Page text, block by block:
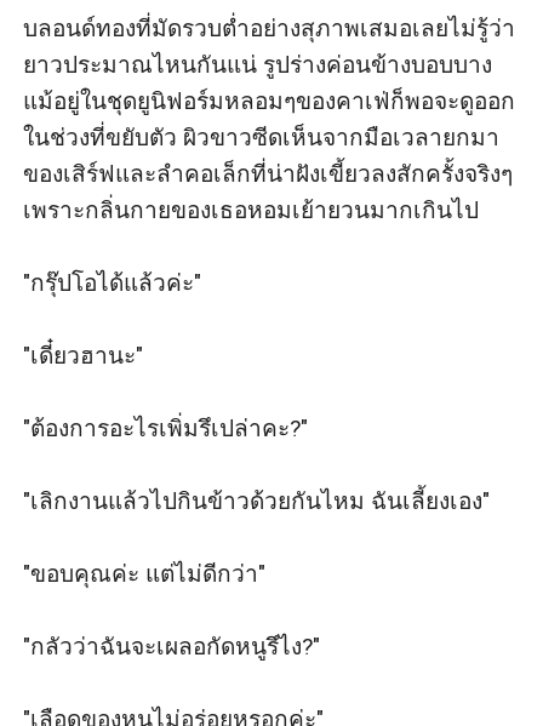
บลอนด์ทองที่มัดรวบต่ำอย่างสุภาพเสมอเลยไม่รู้ว่า
ยาวประมาณไหนกันแน่ รูปร่างค่อนข้างบอบบาง
แม้อยู่ในชุดยูนิฟอร์มหลอมๆของคาเฟ่ก็พอจะดูออก
ในช่วงที่ขยับตัว ผิวขาวซีดเห็นจากมือเวลายกมา
ของเสิร์ฟและลำคอเล็กที่น่าฝังเขี้ยวลงสักครั้งจริงๆ
เพราะกลิ่นกายของเธอหอมเย้ายวนมากเกินไป
"กรุ๊ปโอได้แล้วค่ะ"
"เดี๋ยวฮานะ"
"ต้องการอะไรเพิ่มรึเปล่าคะ?"
"เลิกงานแล้วไปกินข้าวด้วยกันไหม ฉันเลี้ยงเอง"
"ขอบคุณค่ะ แต่ไม่ดีกว่า"
"กลัวว่าฉันจะเผลอกัดหนูรึไง?"
"เลือดของหนูไม่อร่อยหรอกค่ะ"